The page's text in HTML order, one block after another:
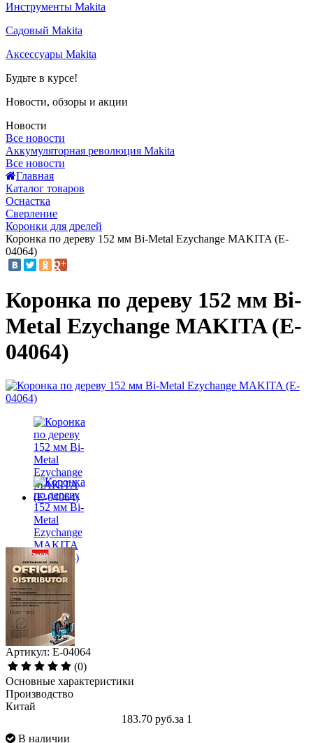
Инструменты Makita
Садовый Makita
Аксессуары Makita
Будьте в курсе!
Новости, обзоры и акции
Новости
Все новости
Аккумуляторная революция Makita
Все новости
Главная
Каталог товаров
Оснастка
Сверление
Коронки для дрелей
Коронка по дереву 152 мм Bi-Metal Ezychange MAKITA (E-
04064)
Коронка по дереву 152 мм Bi-
Metal Ezychange MAKITA (E-
04064)
Артикул: E-04064
(0)
Основные характеристики
Производство
Китай
183.70 руб.за 1
В наличии